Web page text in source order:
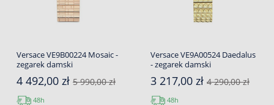
Versace VE9B00224 Mosaic -
zegarek damski
4 492,00 zł 5 990,00 zł
48h
Versace VE9A00524 Daedalus
- zegarek damski
3 217,00 zł 4 290,00 zł
48h